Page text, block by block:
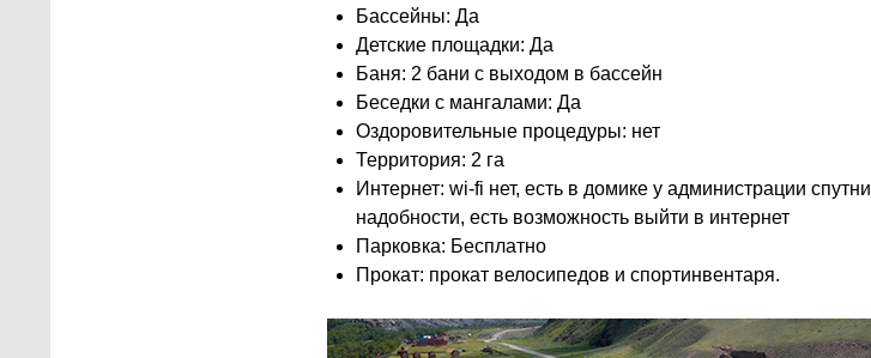
Бассейны: Да
Детские площадки: Да
Баня: 2 бани с выходом в бассейн
Беседки с мангалами: Да
Оздоровительные процедуры: нет
Территория: 2 га
Интернет: wi-fi нет, есть в домике у администрации
надобности, есть возможность выйти в интернет
Парковка: Бесплатно
Прокат: прокат велосипедов и спортинвентаря.